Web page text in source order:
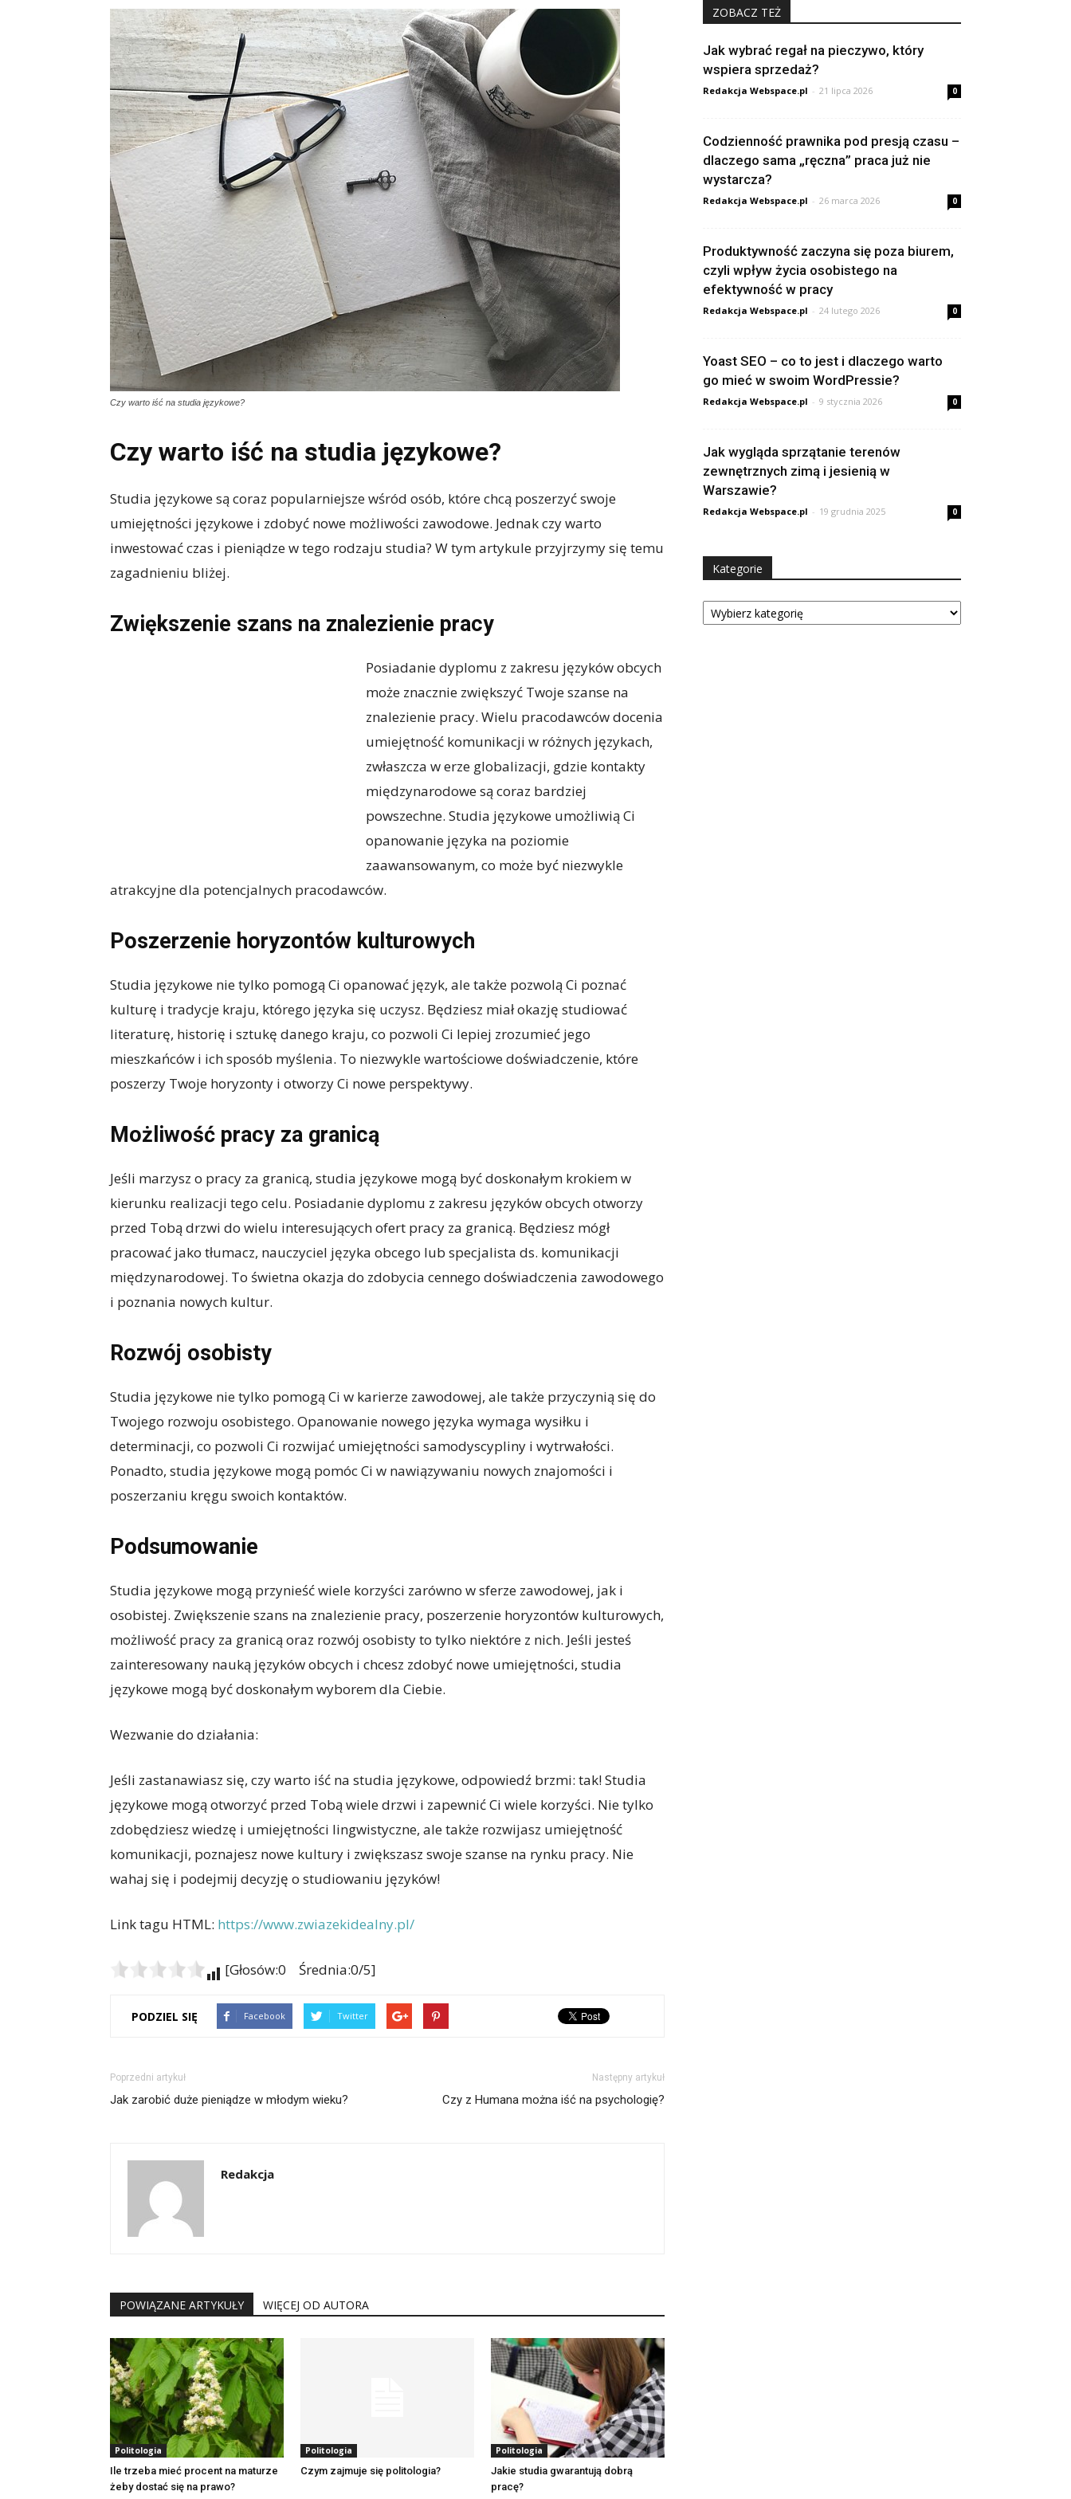
Czy warto iść na studia językowe?
Czy warto iść na studia językowe?
Studia językowe są coraz popularniejsze wśród osób, które chcą poszerzyć swoje
umiejętności językowe i zdobyć nowe możliwości zawodowe. Jednak czy warto
inwestować czas i pieniądze w tego rodzaju studia? W tym artykule przyjrzymy się temu
zagadnieniu bliżej.
Zwiększenie szans na znalezienie pracy
Posiadanie dyplomu z zakresu języków obcych
może znacznie zwiększyć Twoje szanse na
znalezienie pracy. Wielu pracodawców docenia
umiejętność komunikacji w różnych językach,
zwłaszcza w erze globalizacji, gdzie kontakty
międzynarodowe są coraz bardziej
powszechne. Studia językowe umożliwią Ci
opanowanie języka na poziomie
zaawansowanym, co może być niezwykle
atrakcyjne dla potencjalnych pracodawców.
Poszerzenie horyzontów kulturowych
Studia językowe nie tylko pomogą Ci opanować język, ale także pozwolą Ci poznać
kulturę i tradycje kraju, którego języka się uczysz. Będziesz miał okazję studiować
literaturę, historię i sztukę danego kraju, co pozwoli Ci lepiej zrozumieć jego
mieszkańców i ich sposób myślenia. To niezwykle wartościowe doświadczenie, które
poszerzy Twoje horyzonty i otworzy Ci nowe perspektywy.
Możliwość pracy za granicą
Jeśli marzysz o pracy za granicą, studia językowe mogą być doskonałym krokiem w
kierunku realizacji tego celu. Posiadanie dyplomu z zakresu języków obcych otworzy
przed Tobą drzwi do wielu interesujących ofert pracy za granicą. Będziesz mógł
pracować jako tłumacz, nauczyciel języka obcego lub specjalista ds. komunikacji
międzynarodowej. To świetna okazja do zdobycia cennego doświadczenia zawodowego
i poznania nowych kultur.
Rozwój osobisty
Studia językowe nie tylko pomogą Ci w karierze zawodowej, ale także przyczynią się do
Twojego rozwoju osobistego. Opanowanie nowego języka wymaga wysiłku i
determinacji, co pozwoli Ci rozwijać umiejętności samodyscypliny i wytrwałości.
Ponadto, studia językowe mogą pomóc Ci w nawiązywaniu nowych znajomości i
poszerzaniu kręgu swoich kontaktów.
Podsumowanie
Studia językowe mogą przynieść wiele korzyści zarówno w sferze zawodowej, jak i
osobistej. Zwiększenie szans na znalezienie pracy, poszerzenie horyzontów kulturowych,
możliwość pracy za granicą oraz rozwój osobisty to tylko niektóre z nich. Jeśli jesteś
zainteresowany nauką języków obcych i chcesz zdobyć nowe umiejętności, studia
językowe mogą być doskonałym wyborem dla Ciebie.
Wezwanie do działania:
Jeśli zastanawiasz się, czy warto iść na studia językowe, odpowiedź brzmi: tak! Studia
językowe mogą otworzyć przed Tobą wiele drzwi i zapewnić Ci wiele korzyści. Nie tylko
zdobędziesz wiedzę i umiejętności lingwistyczne, ale także rozwijasz umiejętność
komunikacji, poznajesz nowe kultury i zwiększasz swoje szanse na rynku pracy. Nie
wahaj się i podejmij decyzję o studiowaniu języków!
Link tagu HTML: https://www.zwiazekidealny.pl/
[Głosów:0 Średnia:0/5]
PODZIEL SIĘ Facebook Twitter
Poprzedni artykuł
Jak zarobić duże pieniądze w młodym wieku?
Następny artykuł
Czy z Humana można iść na psychologię?
Redakcja
POWIĄZANE ARTYKUŁY WIĘCEJ OD AUTORA
Politologia
Ile trzeba mieć procent na maturze
żeby dostać się na prawo?
Politologia
Czym zajmuje się politologia?
Politologia
Jakie studia gwarantują dobrą
pracę?
ZOBACZ TEŻ
Jak wybrać regał na pieczywo, który
wspiera sprzedaż?
Redakcja Webspace.pl - 21 lipca 2026 0
Codzienność prawnika pod presją czasu –
dlaczego sama „ręczna” praca już nie
wystarcza?
Redakcja Webspace.pl - 26 marca 2026 0
Produktywność zaczyna się poza biurem,
czyli wpływ życia osobistego na
efektywność w pracy
Redakcja Webspace.pl - 24 lutego 2026 0
Yoast SEO – co to jest i dlaczego warto
go mieć w swoim WordPressie?
Redakcja Webspace.pl - 9 stycznia 2026 0
Jak wygląda sprzątanie terenów
zewnętrznych zimą i jesienią w
Warszawie?
Redakcja Webspace.pl - 19 grudnia 2025 0
Kategorie
Kategorie